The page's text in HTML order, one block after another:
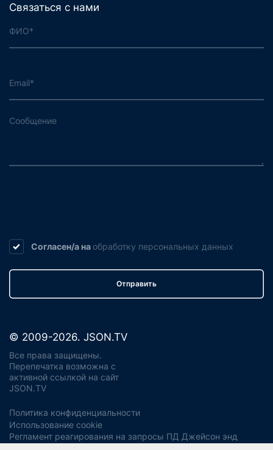
Связаться с нами
Согласен/а на обработку персональных данных
Отправить
© 2009-2026. JSON.TV
Все права защищены.
Перепечатка возможна с
активной ссылкой на сайт
JSON.TV
Политика конфиденциальности
Использование cookie
Регламент реагирования на запросы ПД Джейсон энд